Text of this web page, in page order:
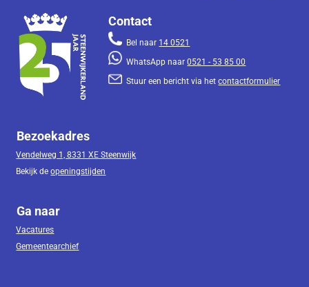
Contact
Bel naar 14 0521
WhatsApp naar0521 - 53 85 00
Stuur een bericht via hetcontactformulier
Bezoekadres
Vendelweg 1, 8331 XE Steenwijk
Bekijk deopeningstijden
Ga naar
Vacatures
Gemeentearchief